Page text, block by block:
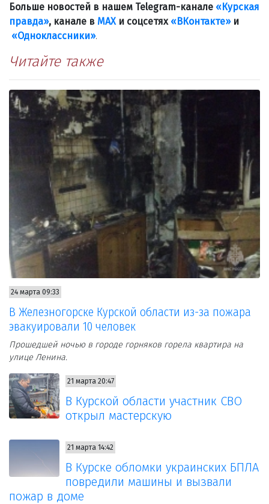
Больше новостей в нашем Telegram-канале «Курская
правда», канале в МАХи соцсетях «ВКонтакте»и
«Одноклассники».
Читайте также
24 марта 09:33
В Железногорске Курской области из-за пожара
эвакуировали 10 человек
Прошедшей ночью в городе горняков горела квартира на
улице Ленина.
21 марта 20:47
В Курской области участник СВО
открыл мастерскую
21 марта 14:42
В Курске обломки украинских БПЛА
повредили машины и вызвали
пожар в доме